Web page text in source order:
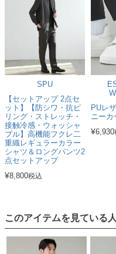
SPU
【セットアップ 2点セ
ット】【防シワ・抗ピ
リング・ストレッチ・
接触冷感・ウォッシャ
ブル】高機能フクレ二
重織レギュラーカラー
シャツ＆ロングパンツ2
点セットアップ
¥8,800税込
PUレ
ニーカ
¥6,930
このアイテムを見ている